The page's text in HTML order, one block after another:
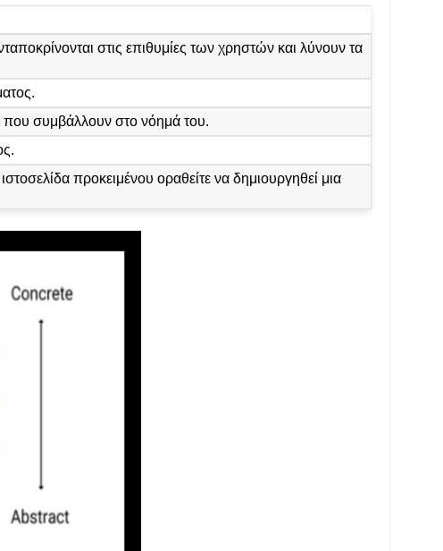
στις επιθυμίες των χρηστών και λύνουν τα
που συμβάλλουν στο νόημά του.
προκειμένου οραθείτε να δημιουργηθεί μια